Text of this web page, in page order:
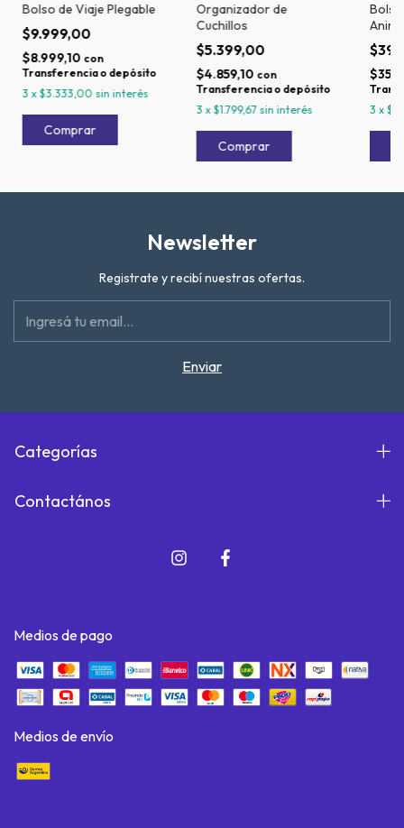
Bolso de Viaje Plegable
$9.999,00
$8.999,10 con
Transferencia o depósito
3 x$3.333,00 sin interés
Organizador de
Cuchillos
$5.399,00
$4.859,10 con
Transferencia o depósito
3 x$1.799,67 sin interés
3 x
Newsletter
Registrate y recibí nuestras ofertas.
Categorías
Contactános
Medios de pago
Medios de envío